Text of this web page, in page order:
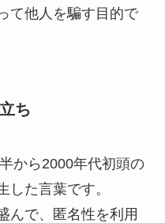
て他人を騙す目的で
ち
から2000年代初頭の
した言葉です。
んで、匿名性を利用